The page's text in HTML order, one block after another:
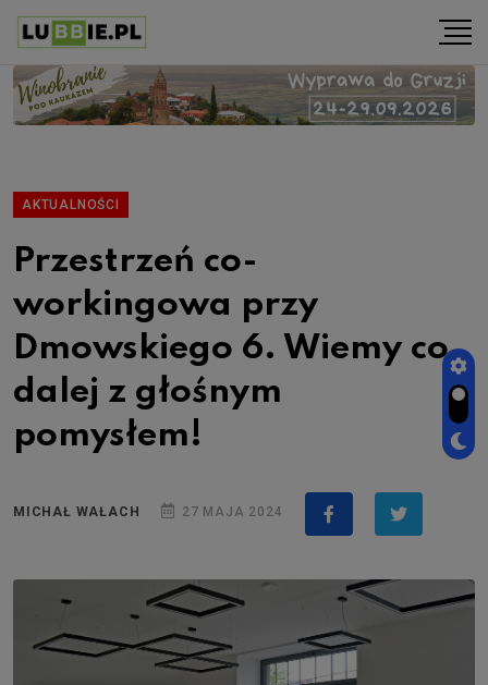
AKTUALNOŚCI
Przestrzeń co-
workingowa przy
Dmowskiego 6. Wiemy co
dalej z głośnym
pomysłem!
MICHAŁ WAŁACH 27 MAJA 2024